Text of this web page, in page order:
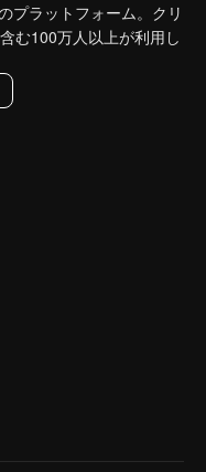
プラットフォーム。クリ
む100万人以上が利用し